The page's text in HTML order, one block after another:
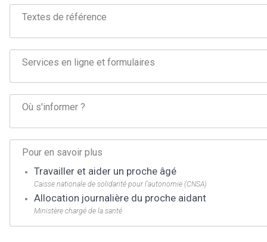
Textes de référence
Services en ligne et formulaires
Où s'informer ?
Pour en savoir plus
Travailler et aider un proche âgé
Caisse nationale de solidarité pour l'autonomie (CNSA)
Allocation journalière du proche aidant
Ministère chargé de la santé